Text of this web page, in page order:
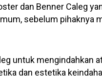
dan Benner Caleg
sebelum pihaknya
untuk mengindahkan
dan estetika